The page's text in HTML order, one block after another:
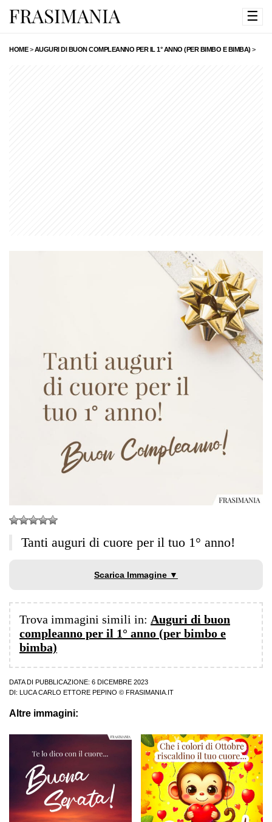
☰
HOME>AUGURI DI BUON COMPLEANNO PER IL 1° ANNO (PER BIMBO E BIMBA) >
Tanti auguri di cuore per il tuo 1° anno!
Scarica Immagine ▼
Trova immagini simili in: Auguri di buon
compleanno per il 1° anno (per bimbo e
bimba)
DATA DI PUBBLICAZIONE: 6 DICEMBRE 2023
DI:
LUCA CARLO ETTORE PEPINO © FRASIMANIA.IT
Altre immagini: